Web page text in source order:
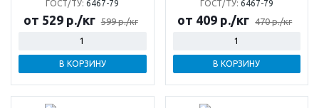
ГОСТ/ТУ:6467-79
от 529 р./кг 599 р./кг
В КОРЗИНУ
ГОСТ/ТУ: 6467-79
от 409 р./кг 470 р./кг
В КОРЗИНУ